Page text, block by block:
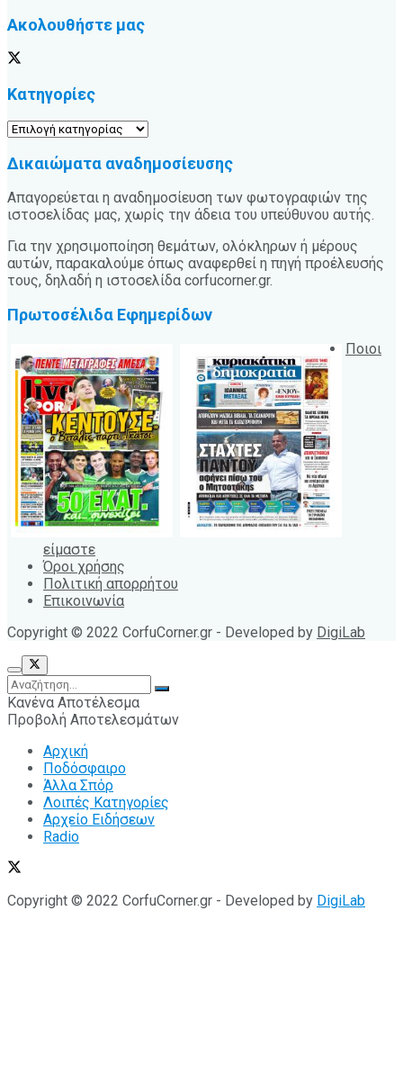
Ακολουθήστε μας
Κατηγορίες
Κατηγορίες
Δικαιώματα αναδημοσίευσης
Απαγορεύεται η αναδημοσίευση των φωτογραφιών της
ιστοσελίδας μας, χωρίς την άδεια του υπεύθυνου αυτής.
Για την χρησιμοποίηση θεμάτων, ολόκληρων ή μέρους
αυτών, παρακαλούμε όπως αναφερθεί η πηγή προέλευσής
τους, δηλαδή η ιστοσελίδα corfucorner.gr.
Πρωτοσέλιδα Εφημερίδων
Ποιοι
είμαστε
Όροι χρήσης
Πολιτική απορρήτου
Επικοινωνία
Copyright © 2022 CorfuCorner.gr - Developed by DigiLab
Κανένα Αποτέλεσμα
Προβολή Αποτελεσμάτων
Αρχική
Ποδόσφαιρο
Άλλα Σπόρ
Λοιπές Κατηγορίες
Αρχείο Ειδήσεων
Radio
Copyright © 2022 CorfuCorner.gr - Developed by DigiLab